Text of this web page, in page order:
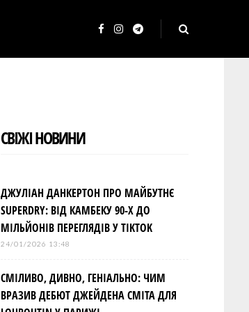
m
СВІЖІ НОВИНИ
ДЖУЛІАН ДАНКЕРТОН ПРО МАЙБУТНЄ
SUPERDRY: ВІД КАМБЕКУ 90-Х ДО
МІЛЬЙОНІВ ПЕРЕГЛЯДІВ У TIKTOK
24/01/2026 13:48
СМІЛИВО, ДИВНО, ГЕНІАЛЬНО: ЧИМ
ВРАЗИВ ДЕБЮТ ДЖЕЙДЕНА СМІТА ДЛЯ